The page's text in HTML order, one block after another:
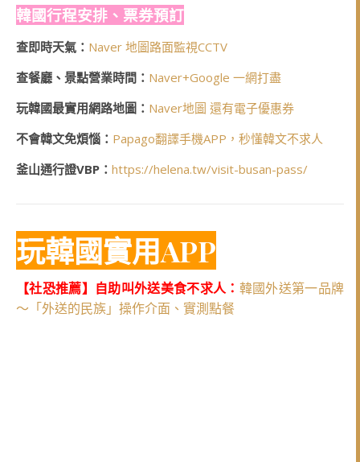
韓國行程安排、票券預訂
查即時天氣： Naver 地圖路面監視CCTV
查餐廳、景點營業時間： Naver+Google 一網打盡
玩韓國最實用網路地圖： Naver地圖 還有電子優惠券
不會韓文免煩惱： Papago翻譯手機APP，秒懂韓文不求人
釜山通行證VBP： https://helena.tw/visit-busan-pass/
玩韓國實用APP
【社恐推薦】自助叫外送美食不求人： 韓國外送第一品牌
～「外送的民族」操作介面、實測點餐